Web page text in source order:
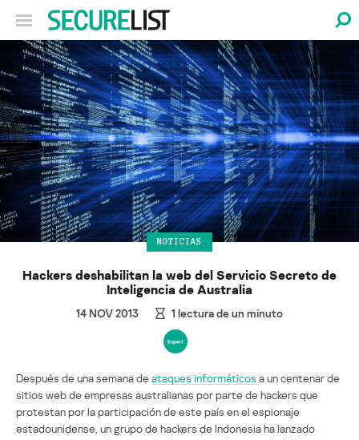
NOTICIAS
Hackers deshabilitan la web del Servicio Secreto de
Inteligencia de Australia
14 NOV 2013 1 lectura de un minuto
Después de una semana de ataques informáticos a un centenar de
sitios web de empresas australianas por parte de hackers que
protestan por la participación de este país en el espionaje
estadounidense, un grupo de hackers de Indonesia ha lanzado